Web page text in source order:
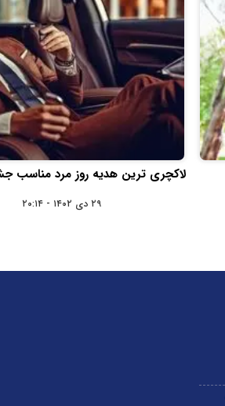
لاکچری ترین هدیه روز مرد مناسب
۲۹ دی ۱۴۰۲ - ۲۰:۱۴